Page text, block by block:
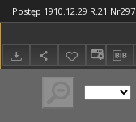
Postęp 1910.12.29 R.21 Nr297